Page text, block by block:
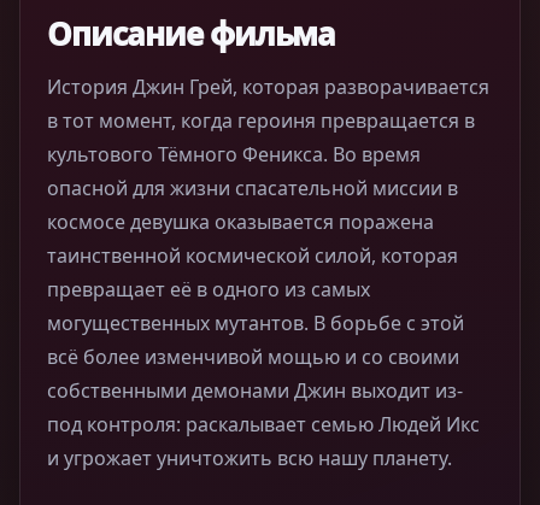
Описание фильма
История Джин Грей, которая разворачивается
в тот момент, когда героиня превращается в
культового Тёмного Феникса. Во время
опасной для жизни спасательной миссии в
космосе девушка оказывается поражена
таинственной космической силой, которая
превращает её в одного из самых
могущественных мутантов. В борьбе с этой
всё более изменчивой мощью и со своими
собственными демонами Джин выходит из-
под контроля: раскалывает семью Людей Икс
и угрожает уничтожить всю нашу планету.